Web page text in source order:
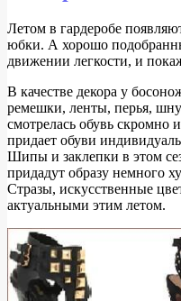
Летом в гардеробе
юбки. А хорошо
движении легкости, и
В качестве декора у
ремешки, ленты, перья,
смотрелась обувь скромно
придает обуви
Шипы и заклепки в этом
придадут образу немного
Стразы, искусственные
актуальными этим летом.